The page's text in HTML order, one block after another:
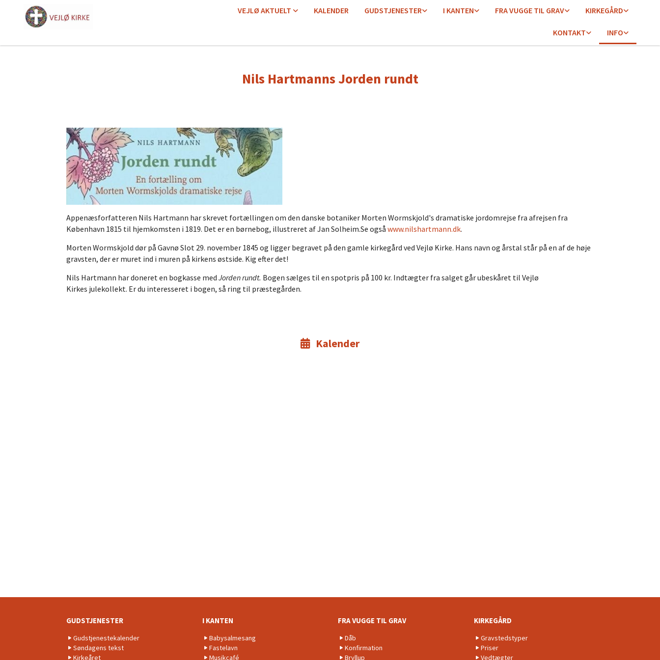
VEJLØ AKTUELT KALENDER GUDSTJENESTER I KANTEN FRA VUGGE TIL GRAV KIRKEGÅRD
KONTAKT INFO
Nils Hartmanns Jorden rundt
Appenæsforfatteren Nils Hartmann har skrevet fortællingen om den danske botaniker Morten Wormskjold's dramatiske jordomrejse fra afrejsen fra
København 1815 til hjemkomsten i 1819. Det er en børnebog, illustreret af Jan Solheim.Se også www.nilshartmann.dk.
Morten Wormskjold dør på Gavnø Slot 29. november 1845 og ligger begravet på den gamle kirkegård ved Vejlø Kirke. Hans navn og årstal står på en af de høje
gravsten, der er muret ind i muren på kirkens østside. Kig efter det!
Nils Hartmann har doneret en bogkasse med Jorden rundt. Bogen sælges til en spotpris på 100 kr. Indtægter fra salget går ubeskåret til Vejlø
Kirkes julekollekt. Er du interesseret i bogen, så ring til præstegården.
Kalender
GUDSTJENESTER
Gudstjenestekalender
Søndagens tekst
Kirkeåret
I KANTEN
Babysalmesang
Fastelavn
Musikcafé
FRA VUGGE TIL GRAV
Dåb
Konfirmation
Bryllup
KIRKEGÅRD
Gravstedstyper
Priser
Vedtægter